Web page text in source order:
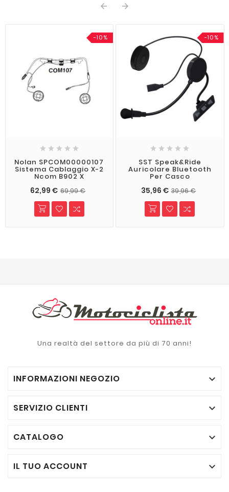
 
-10%
    
Nolan SPCOM00000107
Sistema Cablaggio X-2
Ncom B902 X
62,99 € 69,99 €
-10%
    
SST Speak&Ride
Auricolare Bluetooth
Per Casco
35,96 € 39,96 €
Una realtà del settore da più di 70 anni!
INFORMAZIONI NEGOZIO 
SERVIZIO CLIENTI 
CATALOGO 
IL TUO ACCOUNT 